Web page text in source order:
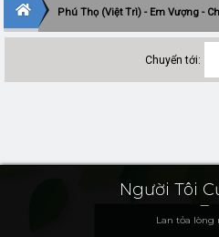
Phú Thọ (Việt Trì) - Em Vượng -
Chuyển tới:
Người Tôi
Lan tỏa lòng